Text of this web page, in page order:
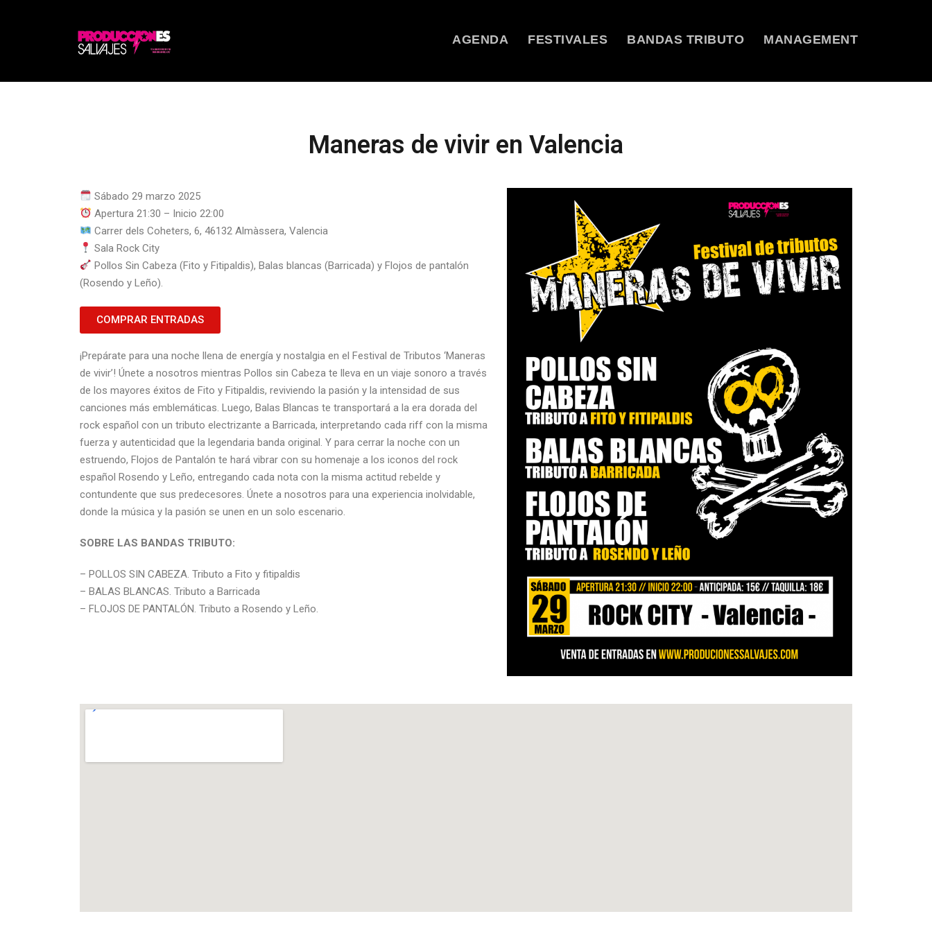
AGENDA FESTIVALES BANDAS TRIBUTO MANAGEMENT
Maneras de vivir en Valencia
Sábado 29 marzo 2025
Apertura 21:30 – Inicio 22:00
Carrer dels Coheters, 6, 46132 Almàssera, Valencia
Sala Rock City
Pollos Sin Cabeza (Fito y Fitipaldis), Balas blancas (Barricada) y Flojos de pantalón
(Rosendo y Leño).
COMPRAR ENTRADAS
¡Prepárate para una noche llena de energía y nostalgia en el Festival de Tributos ‘Maneras
de vivir’! Únete a nosotros mientras Pollos sin Cabeza te lleva en un viaje sonoro a través
de los mayores éxitos de Fito y Fitipaldis, reviviendo la pasión y la intensidad de sus
canciones más emblemáticas. Luego, Balas Blancas te transportará a la era dorada del
rock español con un tributo electrizante a Barricada, interpretando cada riff con la misma
fuerza y autenticidad que la legendaria banda original. Y para cerrar la noche con un
estruendo, Flojos de Pantalón te hará vibrar con su homenaje a los iconos del rock
español Rosendo y Leño, entregando cada nota con la misma actitud rebelde y
contundente que sus predecesores. Únete a nosotros para una experiencia inolvidable,
donde la música y la pasión se unen en un solo escenario.
SOBRE LAS BANDAS TRIBUTO:
– POLLOS SIN CABEZA. Tributo a Fito y fitipaldis
– BALAS BLANCAS. Tributo a Barricada
– FLOJOS DE PANTALÓN. Tributo a Rosendo y Leño.